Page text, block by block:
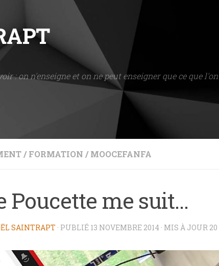
: on n'enseigne et on ne peut enseigner que ce que l'on
/ FORMATION / MOOCEFANFA
Poucette me suit…
SAINTRAPT · PUBLIÉ 13 NOVEMBRE 2014 · MIS À JOUR